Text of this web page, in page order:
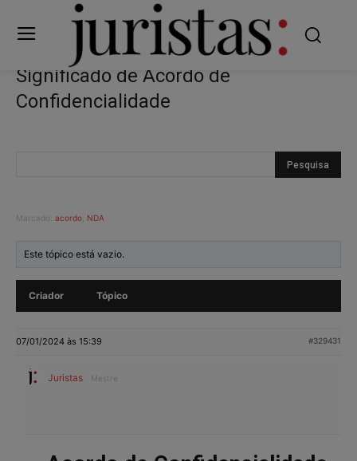
Significado de Acordo de
Confidencialidade
Marcado: acordo NDA
Este tópico está vazio.
Criador Tópico
07/01/2024 às 15:39 #329431
Juristas Mestre